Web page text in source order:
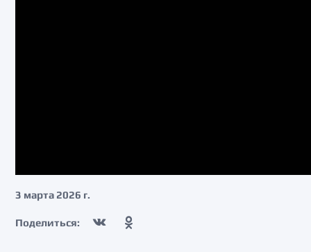
3 марта 2026 г.
Поделиться: